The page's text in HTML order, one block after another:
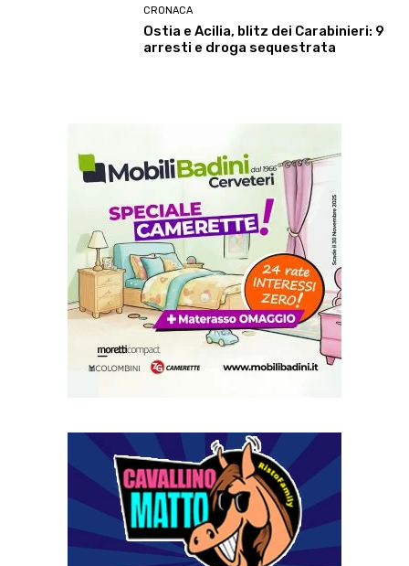
CRONACA
Ostia e Acilia, blitz dei Carabinieri: 9
arresti e droga sequestrata